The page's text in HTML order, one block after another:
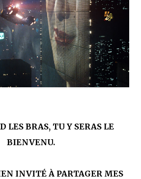
cela...
LES BRAS, TU Y SERAS LE
BIENVENU.
INVITÉ À PARTAGER MES